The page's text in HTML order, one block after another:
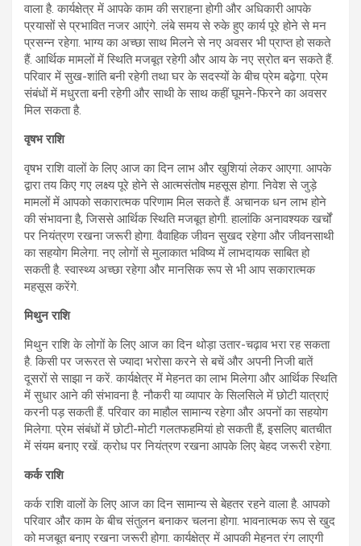
वाला है. कार्यक्षेत्र में आपके काम की सराहना होगी और अधिकारी आपके
प्रयासों से प्रभावित नजर आएंगे. लंबे समय से रुके हुए कार्य पूरे होने से मन
प्रसन्न रहेगा. भाग्य का अच्छा साथ मिलने से नए अवसर भी प्राप्त हो सकते
हैं. आर्थिक मामलों में स्थिति मजबूत रहेगी और आय के नए स्रोत बन सकते हैं.
परिवार में सुख-शांति बनी रहेगी तथा घर के सदस्यों के बीच प्रेम बढ़ेगा. प्रेम
संबंधों में मधुरता बनी रहेगी और साथी के साथ कहीं घूमने-फिरने का अवसर
मिल सकता है.
वृषभ राशि
वृषभ राशि वालों के लिए आज का दिन लाभ और खुशियां लेकर आएगा. आपके
द्वारा तय किए गए लक्ष्य पूरे होने से आत्मसंतोष महसूस होगा. निवेश से जुड़े
मामलों में आपको सकारात्मक परिणाम मिल सकते हैं. अचानक धन लाभ होने
की संभावना है, जिससे आर्थिक स्थिति मजबूत होगी. हालांकि अनावश्यक खर्चों
पर नियंत्रण रखना जरूरी होगा. वैवाहिक जीवन सुखद रहेगा और जीवनसाथी
का सहयोग मिलेगा. नए लोगों से मुलाकात भविष्य में लाभदायक साबित हो
सकती है. स्वास्थ्य अच्छा रहेगा और मानसिक रूप से भी आप सकारात्मक
महसूस करेंगे.
मिथुन राशि
मिथुन राशि के लोगों के लिए आज का दिन थोड़ा उतार-चढ़ाव भरा रह सकता
है. किसी पर जरूरत से ज्यादा भरोसा करने से बचें और अपनी निजी बातें
दूसरों से साझा न करें. कार्यक्षेत्र में मेहनत का लाभ मिलेगा और आर्थिक स्थिति
में सुधार आने की संभावना है. नौकरी या व्यापार के सिलसिले में छोटी यात्राएं
करनी पड़ सकती हैं. परिवार का माहौल सामान्य रहेगा और अपनों का सहयोग
मिलेगा. प्रेम संबंधों में छोटी-मोटी गलतफहमियां हो सकती हैं, इसलिए बातचीत
में संयम बनाए रखें. क्रोध पर नियंत्रण रखना आपके लिए बेहद जरूरी रहेगा.
कर्क राशि
कर्क राशि वालों के लिए आज का दिन सामान्य से बेहतर रहने वाला है. आपको
परिवार और काम के बीच संतुलन बनाकर चलना होगा. भावनात्मक रूप से खुद
को मजबूत बनाए रखना जरूरी होगा. कार्यक्षेत्र में आपकी मेहनत रंग लाएगी